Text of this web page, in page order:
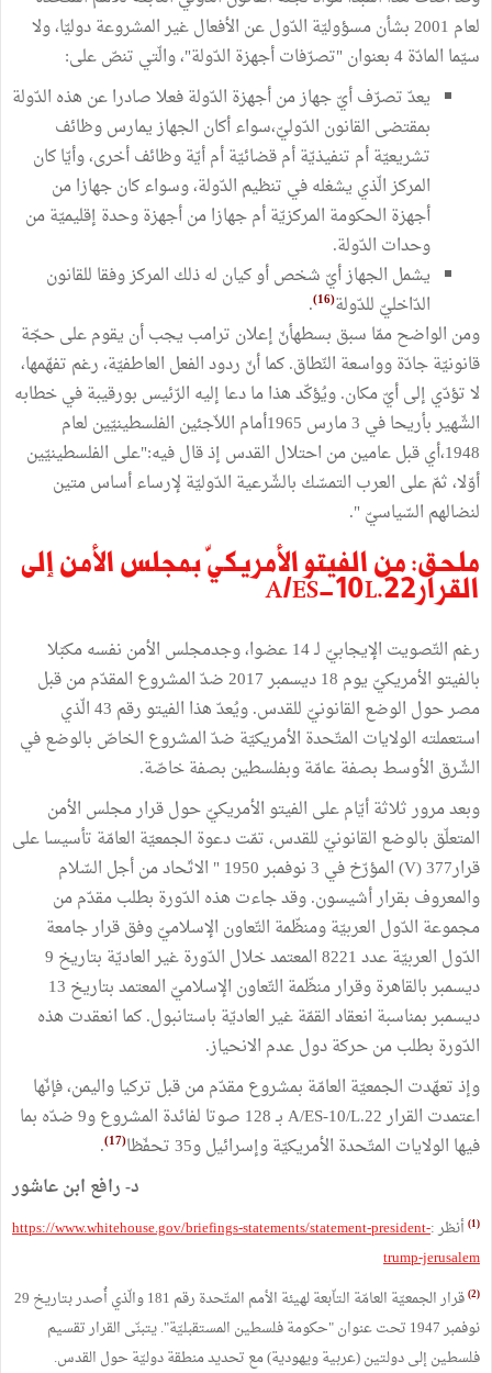
لعام 2001 بشأن مسؤوليّة الدّول عن الأفعال غير المشروعة دوليّا، ولا
سيّما المادّة 4 بعنوان "تصرّفات أجهزة الدّولة"، والّتي تنصّ على:
يعدّ تصرّف أيّ جهاز من أجهزة الدّولة فعلا صادرا عن هذه الدّولة
بمقتضى القانون الدّوليّ،سواء أكان الجهاز يمارس وظائف
تشريعيّة أم تنفيذيّة أم قضائيّة أم أيّة وظائف أخرى، وأيّا كان
المركز الّذي يشغله في تنظيم الدّولة، وسواء كان جهازا من
أجهزة الحكومة المركزيّة أم جهازا من أجهزة وحدة إقليميّة من
وحدات الدّولة.
يشمل الجهاز أيّ شخص أو كيان له ذلك المركز وفقا للقانون
الدّاخليّ للدّولة(16)
.
ومن الواضح ممّا سبق بسطهأنّ إعلان ترامب يجب أن يقوم على حجّة
قانونيّة جادّة وواسعة النّطاق. كما أنّ ردود الفعل العاطفيّة، رغم تفهّمها،
لا تؤدّي إلى أيّ مكان. ويُؤكّد هذا ما دعا إليه الرّئيس بورقيبة في خطابه
الشّهير بأريحا في 3 مارس 1965أمام اللاّجئين الفلسطينيّين لعام
1948،أي قبل عامين من احتلال القدس إذ قال فيه:"على الفلسطينيّين
أوّلا، ثمّ على العرب التمسّك بالشّرعية الدّوليّة لإرساء أساس متين
لنضالهم السّياسيّ ".
ملحق: من الفيتو الأمريكيّ بمجلس الأمن إلى
القرارA/ES-10L.22
رغم التّصويت الإيجابيّ لـ 14 عضوا، وجدمجلس الأمن نفسه مكبّلا
بالفيتو الأمريكيّ يوم 18 ديسمبر 2017 ضدّ المشروع المقدّم من قبل
مصر حول الوضع القانونيّ للقدس. ويُعدّ هذا الفيتو رقم 43 الّذي
استعملته الولايات المتّحدة الأمريكيّة ضدّ المشروع الخاصّ بالوضع في
الشّرق الأوسط بصفة عامّة وبفلسطين بصفة خاصّة.
وبعد مرور ثلاثة أيّام على الفيتو الأمريكيّ حول قرار مجلس الأمن
المتعلّق بالوضع القانونيّ للقدس، تمّت دعوة الجمعيّة العامّة تأسيسا على
قرار377 (V) المؤرّخ في 3 نوفمبر 1950 " الاتّحاد من أجل السّلام
والمعروف بقرار أشيسون. وقد جاءت هذه الدّورة بطلب مقدّم من
مجموعة الدّول العربيّة ومنظّمة التّعاون الإسلاميّ وفق قرار جامعة
الدّول العربيّة عدد 8221 المعتمد خلال الدّورة غير العاديّة بتاريخ 9
ديسمبر بالقاهرة وقرار منظّمة التّعاون الإسلاميّ المعتمد بتاريخ 13
ديسمبر بمناسبة انعقاد القمّة غير العاديّة باستانبول. كما انعقدت هذه
الدّورة بطلب من حركة دول عدم الانحياز.
وإذ تعهّدت الجمعيّة العامّة بمشروع مقدّم من قبل تركيا واليمن، فإنّها
اعتمدت القرار A/ES-10/L.22 بـ 128 صوتا لفائدة المشروع و9 ضدّه بما
فيها الولايات المتّحدة الأمريكيّة وإسرائيل و35 تحفّظا
(17)
.
د- رافع ابن عاشور
(1) أنظر :https://www.whitehouse.gov/briefings-statements/statement-president-
trump-jerusalem
(2)
قرار الجمعيّة العامّة التاّبعة لهيئة الأمم المتّحدة رقم 181 والّذي أُصدر بتاريخ 29
نوفمبر 1947 تحت عنوان "حكومة فلسطين المستقبليّة". يتبنّى القرار تقسيم
فلسطين إلى دولتين (عربية ويهودية) مع تحديد منطقة دوليّة حول القدس.